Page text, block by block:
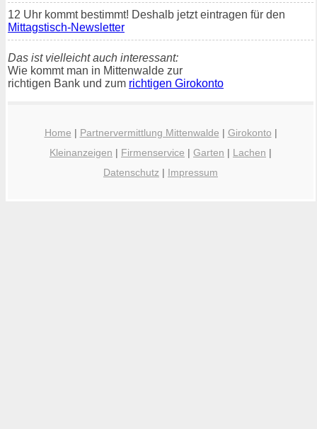
12 Uhr kommt bestimmt! Deshalb jetzt eintragen für den
Mittagstisch-Newsletter
Das ist vielleicht auch interessant:
Wie kommt man in Mittenwalde zur
richtigen Bank und zum richtigen Girokonto
Home | Partnervermittlung Mittenwalde | Girokonto |
Kleinanzeigen | Firmenservice | Garten | Lachen |
Datenschutz | Impressum